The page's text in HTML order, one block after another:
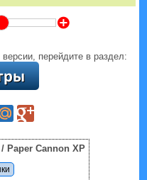
Z
перейдите в раздел:
/ Paper Cannon XP